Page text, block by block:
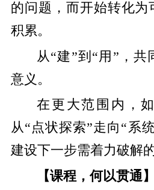
的问题，而开始转化为
积累。
从“建”到“用”，
意义。
在更大范围内，
从“点状探索”走向“系
建设下一步需着力破解的
【课程，何以贯通】